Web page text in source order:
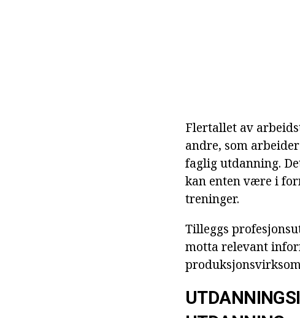
Flertallet av
andre, som
faglig utdanning.
kan enten være i
treninger.
Tilleggs
motta relevant